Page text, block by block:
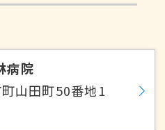
病院
山田町50番地1